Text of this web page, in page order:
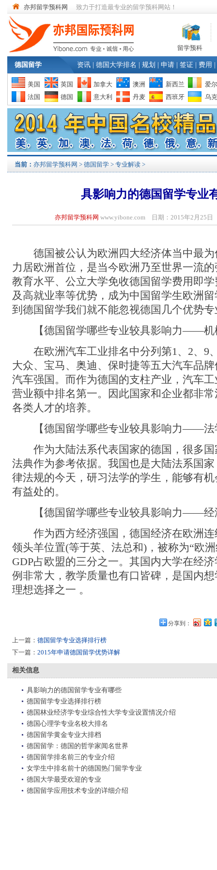
亦邦留学预科网 致力于打造最专业的留学预科网站！
留学预科
德国留学 资讯 德国大学排名 规划 申请 签证 费用
美国 英国 加拿大 澳洲 新西兰
爱
法国
德国 意大利 丹麦 西班牙 乌
当前： 亦邦留学预科网 > 德国留学 > 专业解读 >
具影响力的德国留学专业
亦邦留学预科网 www.yibone.com 日期：2015年2月25
德国被公认为欧洲四大经济体当中最为
力居欧洲首位，是当今欧洲乃至世界一流
教育水平、公立大学免收德国留学费用即
及高就业率等优势，成为中国留学生欧洲
到德国留学我们就不能忽视德国几个优势专
【德国留学哪些专业较具影响力——机
在欧洲汽车工业排名中分列第1、2、9
大众、宝马、奥迪、保时捷等五大汽车品
汽车强国。而作为德国的支柱产业，汽车
营业额中排名第一。因此国家和企业都非
各类人才的培养。
【德国留学哪些专业较具影响力——法
作为大陆法系代表国家的德国，很多国
法典作为参考依据。我国也是大陆法系国
律法规的今天，研习法学的学生，能够有
有益处的。
【德国留学哪些专业较具影响力——经
作为西方经济强国，德国经济在欧洲连
领头羊位置(等于英、法总和)，被称为“欧
GDP占欧盟的三分之一。其国内大学在经
例非常大，教学质量也有口皆碑，是国内
理想选择之一 。
分享到：
上一篇： 德国留学专业选择排行榜
下一篇： 2015年申请德国留学优势详解
相关信息
具影响力的德国留学专业有哪些
德国留学专业选择排行榜
德国林业经济学专业综合性大学专业设置情况介绍
德国心理学专业名校大排名
德国留学黄金专业大排档
德国留学：德国的哲学家闻名世界
德国留学排名前三的专业介绍
女学生中排名前十的德国热门留学专业
德国大学最受欢迎的专业
德国留学应用技术专业的详细介绍